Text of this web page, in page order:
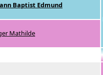
Baptist Edmund
Mathilde